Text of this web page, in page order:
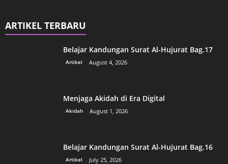
ARTIKEL TERBARU
Belajar Kandungan Surat Al-Hujurat Bag.17
Artikel August 4, 2026
Menjaga Akidah di Era Digital
Akidah August 1, 2026
Belajar Kandungan Surat Al-Hujurat Bag.16
Artikel July 25, 2026